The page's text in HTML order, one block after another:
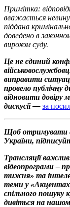
Примітка:
вважається
піддана
доведено в
вироком суду.
Це не єдиний
виправити
провело публічну
відновити довіру
дискусії — за
Щоб отримувати
України,
Трансляції
відеопрограми –
тижня» та
теми у «Акцентах
спільного пошуку
дивіться на